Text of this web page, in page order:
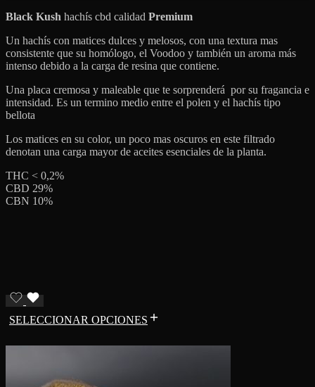
Black Kush hachís cbd calidad Premium
Un hachís con matices dulces y melosos, con una textura mas
consistente que su homólogo, el Voodoo y también un aroma más
intenso debido a la carga de resina que contiene.
Una placa cremosa y maleable que te sorprenderá por su fragancia e
intensidad. Es un termino medio entre el polen y el hachís tipo
bellota
Los matices en su color, un poco mas oscuros en este filtrado
denotan una carga mayor de aceites esenciales de la planta.
THC < 0,2%
CBD 29%
CBN 10%
SELECCIONAR OPCIONES